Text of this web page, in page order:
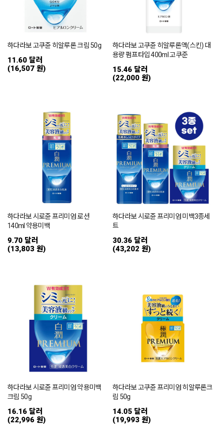
하다라보 고쿠쥰 히알루론 크림 50g
11.60 달러
(16,507 원)
하다라보 고쿠쥰 히알루론액(스킨) 대
용량 펌프타입 400ml 고쿠준
15.46 달러
(22,000 원)
하다라보 시로쥰 프리미엄 로션
140ml 약용미백
9.70 달러
(13,803 원)
하다라보 시로쥰 프리미엄 미백3종세
트
30.36 달러
(43,202 원)
하다라보 시로쥰 프리미엄 약용미백
크림 50g
16.16 달러
(22,996 원)
하다라보 고쿠쥰 프리미엄 히알루론크
림 50g
14.05 달러
(19,993 원)